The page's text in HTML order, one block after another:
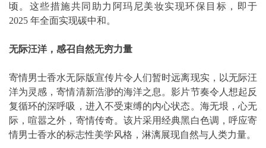
顷。这些措施共同助力阿玛尼美妆实现环保目标，即于
2025 年全面实现碳中和。
无际汪洋，感召自然无穷力量
寄情男士香水无际版宣传片令人们暂时远离现实，以无际汪
洋为灵感，寄情清新浩渺的海洋之息。影片节奏令人想起反
复循环的深呼吸，进入不受束缚的内心状态。海无垠，心无
际，喧嚣之外，寄情传奇。该片采用经典黑白色调，呼应寄
情男士香水的标志性美学风格，淋漓展现自然与人类力量。